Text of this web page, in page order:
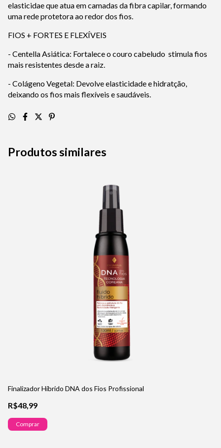
elasticidae que atua em camadas da fibra capilar, formando
uma rede protetora ao redor dos fios.
FIOS + FORTES E FLEXÍVEIS
- Centella Asiática: Fortalece o couro cabeludo stimula fios
mais resistentes desde a raiz.
- Colágeno Vegetal: Devolve elasticidade e hidratção,
deixando os fios mais flexíveis e saudáveis.
Produtos similares
Finalizador Híbrido DNA dos Fios Profissional
R$48,99
Comprar